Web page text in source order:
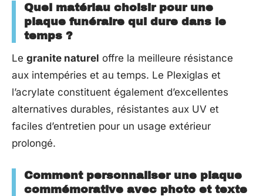
Quel matériau choisir pour une
plaque funéraire qui dure dans le
temps ?
Le granite naturel offre la meilleure résistance
aux intempéries et au temps. Le Plexiglas et
l’acrylate constituent également d’excellentes
alternatives durables, résistantes aux UV et
faciles d’entretien pour un usage extérieur
prolongé.
Comment personnaliser une plaque
commémorative avec photo et texte